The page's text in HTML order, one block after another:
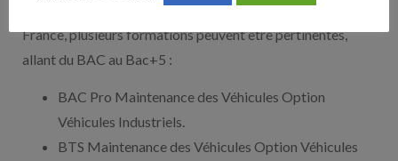
Pour devenir chef d’atelier mécanique poids lourd en
France, plusieurs formations peuvent être pertinentes,
allant du BAC au Bac+5 :
BAC Pro Maintenance des Véhicules Option
Véhicules Industriels.
BTS Maintenance des Véhicules Option Véhicules